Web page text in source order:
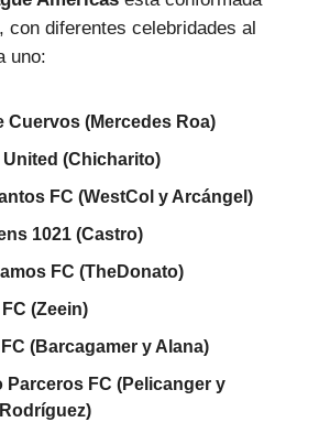
con diferentes celebridades al
uno:
Cuervos (Mercedes Roa)
(Chicharito)
FC (WestCol y Arcángel)
1021 (Castro)
FC (TheDonato)
(Zeein)
(Barcagamer y Alana)
Parceros FC (Pelicanger y